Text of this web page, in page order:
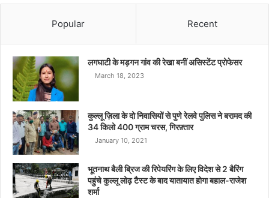
Popular Recent
लगघाटी के मड़गन गांव की रेखा बनीं असिस्टेंट प्रोफेसर
March 18, 2023
कुल्लू ज़िला के दो निवासियों से पुणे रेलवे पुलिस ने बरामद की
34 किलो 400 ग्राम चरस, गिरफ़्तार
January 10, 2021
भूतनाथ बैली ब्रिज की रिपेयरिंग के लिए विदेश से 2 बैरिंग
पहुंचे कुल्लू लोढ़ टैस्ट के बाद यातायात होगा बहाल-राजेश
शर्मा